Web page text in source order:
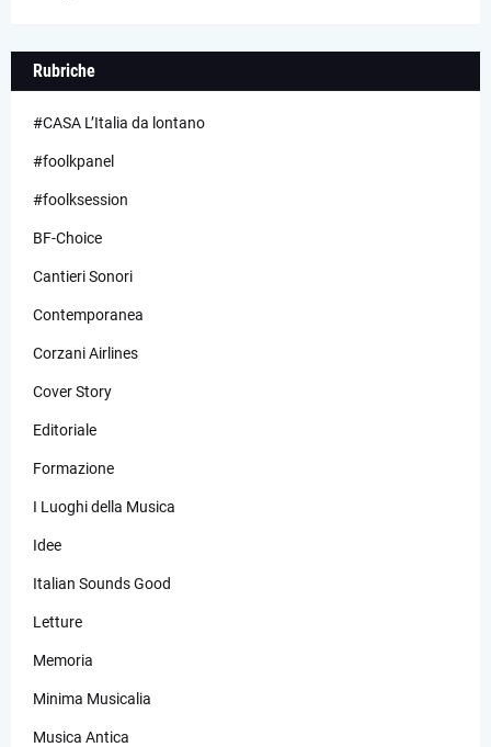
Rubriche
#CASA L’Italia da lontano
#foolkpanel
#foolksession
BF-Choice
Cantieri Sonori
Contemporanea
Corzani Airlines
Cover Story
Editoriale
Formazione
I Luoghi della Musica
Idee
Italian Sounds Good
Letture
Memoria
Minima Musicalia
Musica Antica